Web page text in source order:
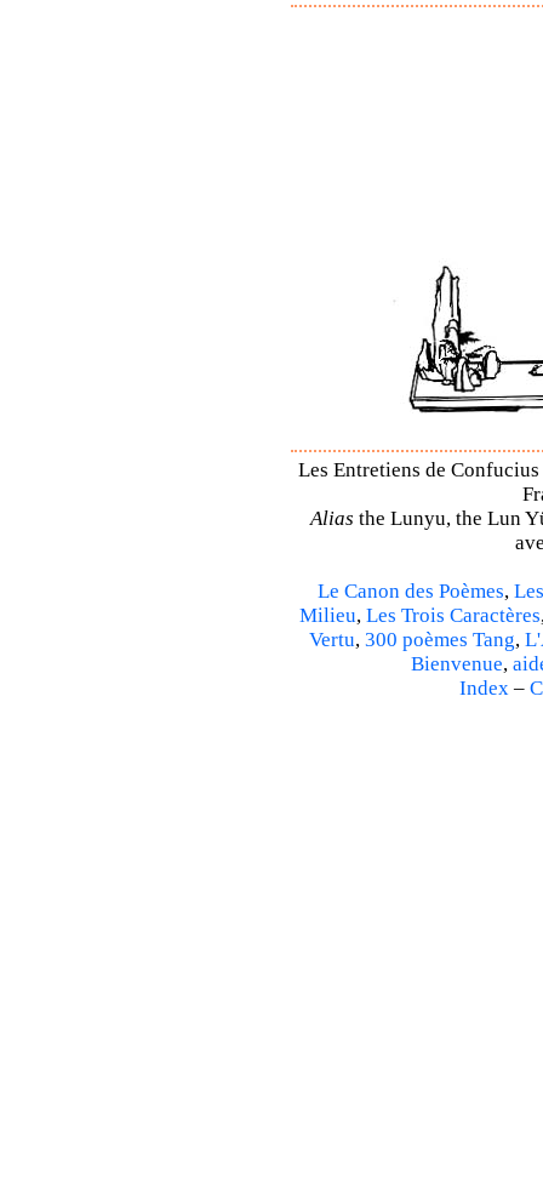
Les Entretiens de
Alias the Lunyu, the Lun
Le Canon des Poèmes,
Milieu, Les Trois Caractères
Vertu, 300 poèmes Tang,
Bienvenue,
Index –